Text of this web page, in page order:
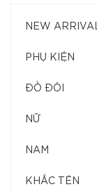
NEW ARRIVAL
PHỤ KIỆN
ĐỒ ĐÔI
NỮ
NAM
KHẮC TÊN